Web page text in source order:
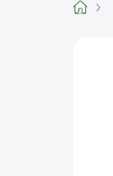
Domů